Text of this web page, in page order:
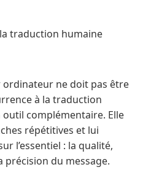
traduction humaine
ordinateur ne doit pas être
à la traduction
complémentaire. Elle
répétitives et lui
l’essentiel : la qualité,
précision du message.